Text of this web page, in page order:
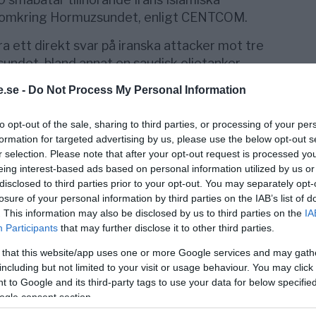
- Do Not Process My Personal Information
opt-out of the sale, sharing to third parties, or processing of your
for targeted advertising by us, please use the below opt-out
selection. Please note that after your opt-out request is processed
interest-based ads based on personal information utilized by us
to third parties prior to your opt-out. You may separately
of your personal information by third parties on the IAB’s list of
This information may also be disclosed by us to third parties on the
Participants that may further disclose it to other third parties.
that this website/app uses one or more Google services and may
but not limited to your visit or usage behaviour. You may
to Google and its third-party tags to use your data for below
consent section.
Hormuzsundet, enligt CENTCOM.
ett direkt svar på iranska attacker mot tre
bland annat en saudisk oljetanker
som ett brott mot den tidigare
internationella sjöfarten.
säger NATO:s
, skriver DN.
USA sanktioner mot iransk
ett tillfälligt undantag som tillåtit Iran
att man genomfört en gemensam
cirka 85 amerikanska militära mål i
Salman (Bahrains femte flottbas) och